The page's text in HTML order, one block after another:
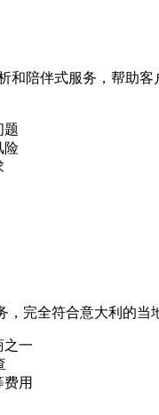
陪伴式服务，帮助
题
险
完全符合意大利的当
之一
用